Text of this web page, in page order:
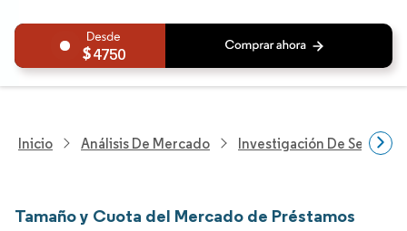
4750
Inicio Análisis De Mercado Investigación De
Tamaño y Cuota del Mercado de Préstamos